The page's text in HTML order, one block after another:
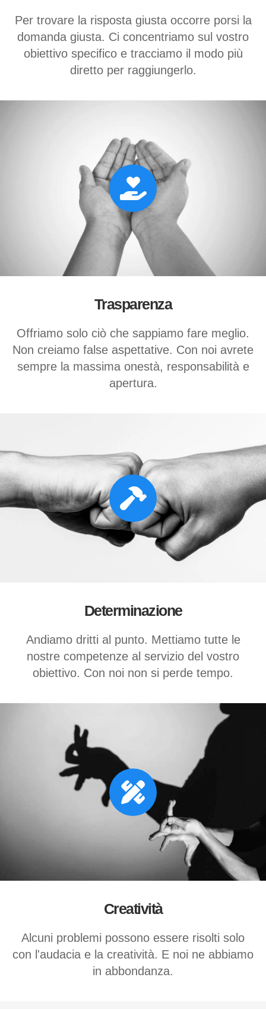
Per trovare la risposta giusta occorre porsi la
domanda giusta. Ci concentriamo sul vostro
obiettivo specifico e tracciamo il modo più
diretto per raggiungerlo.
Trasparenza
Offriamo solo ciò che sappiamo fare meglio.
Non creiamo false aspettative. Con noi avrete
sempre la massima onestà, responsabilità e
apertura.
Determinazione
Andiamo dritti al punto. Mettiamo tutte le
nostre competenze al servizio del vostro
obiettivo. Con noi non si perde tempo.
Creatività
Alcuni problemi possono essere risolti solo
con l'audacia e la creatività. E noi ne abbiamo
in abbondanza.